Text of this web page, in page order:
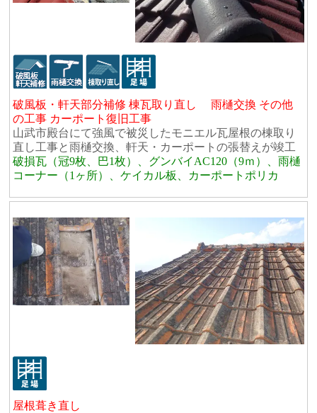
破風板・軒天部分補修 棟瓦取り直し 雨樋交換 その他
の工事 カーポート復旧工事
山武市殿台にて強風で被災したモニエル瓦屋根の棟取り
直し工事と雨樋交換、軒天・カーポートの張替えが竣工
破損瓦（冠9枚、巴1枚）、グンバイAC120（9ｍ）、雨樋
コーナー（1ヶ所）、ケイカル板、カーポートポリカ
屋根葺き直し